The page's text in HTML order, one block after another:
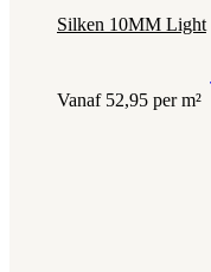
Silken 10MM Light
Vanaf 52,95 per m²